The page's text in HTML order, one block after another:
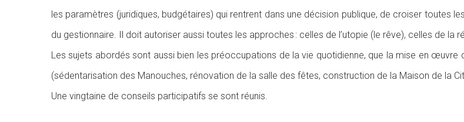
les paramètres (juridiques, budgétaires) qui rentrent dans une décision publique, de croiser toutes
du gestionnaire. Il doit autoriser aussi toutes les approches : celles de l’utopie (le rêve), celles de la
Les sujets abordés sont aussi bien les préoccupations de la vie quotidienne, que la mise en œuvre
(sédentarisation des Manouches, rénovation de la salle des fêtes, construction de la Maison de la
Une vingtaine de conseils participatifs se sont réunis.